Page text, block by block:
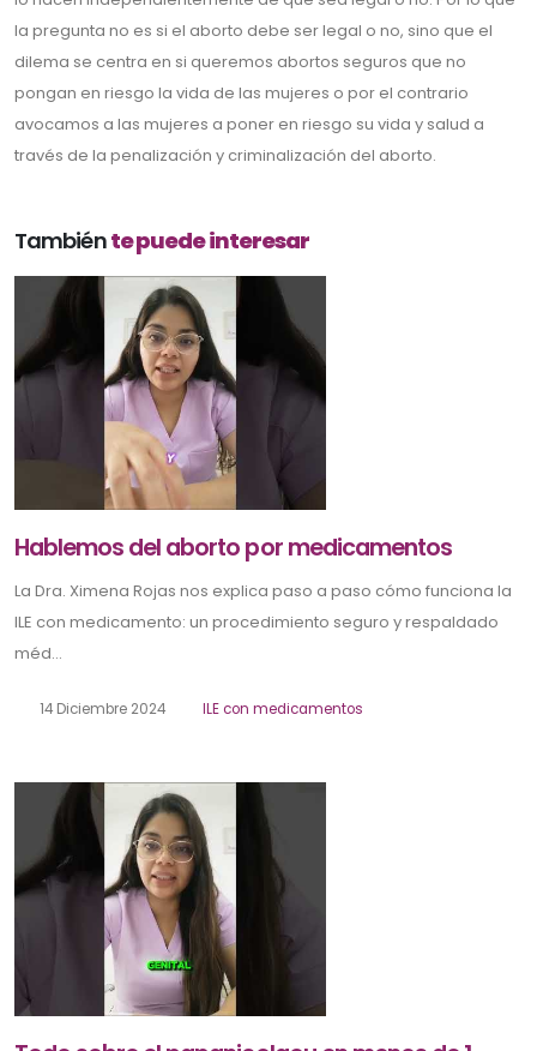
la pregunta no es si el aborto debe ser legal o no, sino que el
dilema se centra en si queremos abortos seguros que no
pongan en riesgo la vida de las mujeres o por el contrario
avocamos a las mujeres a poner en riesgo su vida y salud a
través de la penalización y criminalización del aborto.
Tambiénte puede interesar
Hablemos del aborto por medicamentos
La Dra. Ximena Rojas nos explica paso a paso cómo funciona la
ILE con medicamento: un procedimiento seguro y respaldado
méd...
14 Diciembre 2024 ILE con medicamentos